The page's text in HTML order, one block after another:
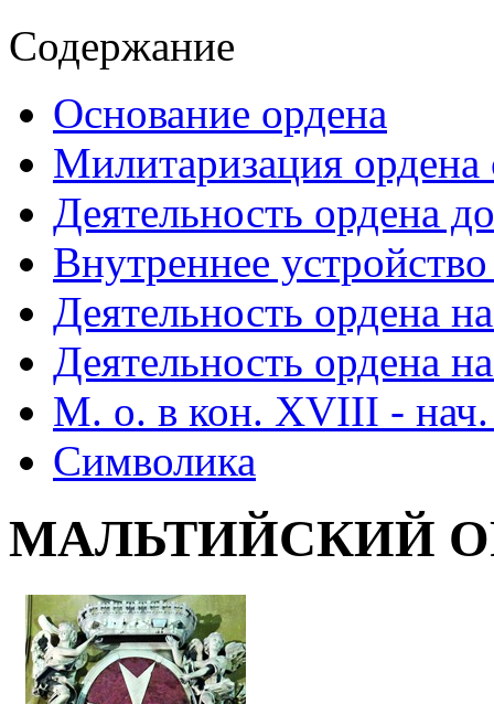
Содержание
Основание ордена
Милитаризация ордена
Деятельность ордена
Внутреннее
Деятельность ордена
Деятельность ордена
М. о. в кон. XVIII -
Символика
МАЛЬТИЙСКИЙ